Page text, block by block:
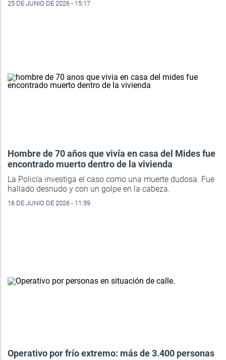
25 DE JUNIO DE 2026 - 15:17
Hombre de 70 años que vivía en casa del Mides fue
encontrado muerto dentro de la vivienda
La Policía investiga el caso como una muerte dudosa. Fue
hallado desnudo y con un golpe en la cabeza.
16 DE JUNIO DE 2026 - 11:59
Operativo por frío extremo: más de 3.400 personas